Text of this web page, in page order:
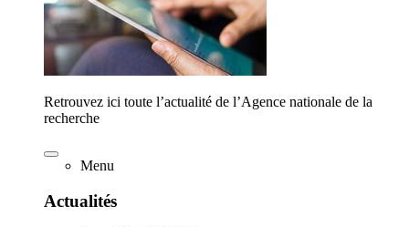
Retrouvez ici toute l’actualité de l’Agence nationale de la
recherche
Menu
Actualités